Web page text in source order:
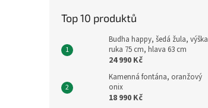
Top 10 produktů
Budha happy, šedá žula, výška
ruka 75 cm, hlava 63 cm
24 990 Kč
Kamenná fontána, oranžový
onix
18 990 Kč